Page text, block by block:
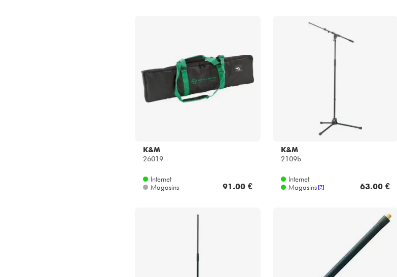
K&M
26019
Internet
Magasins
91.00 €
K&M
2109b
Internet
Magasins [?] 63.00 €